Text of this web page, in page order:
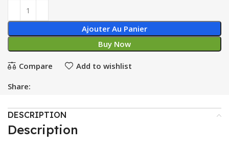
Ajouter Au Panier
Buy Now
Compare Add to wishlist
Share:
DESCRIPTION
Description